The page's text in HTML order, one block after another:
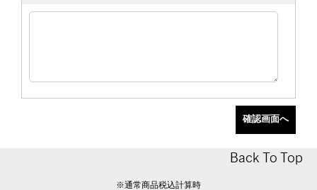
Back To Top
※通常商品税込計算時